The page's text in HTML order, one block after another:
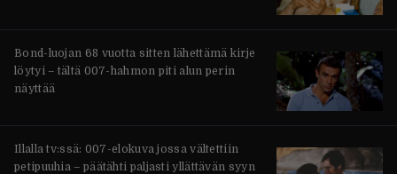
Bond-luojan 68 vuotta sitten lähettämä kirje
löytyi – tältä 007-hahmon piti alun perin
näyttää
Illalla tv:ssä: 007-elokuva jossa vältettiin
petipuuhia – päätähti paljasti yllättävän syyn